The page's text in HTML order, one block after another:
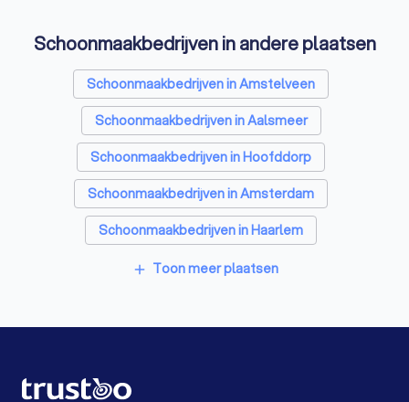
SEO-specialisten in Badhoevedorp
Grafisch ontwerpers in Badhoevedorp
Reclamebureaus in Badhoevedorp
Accountants in Badhoevedorp
Schoonmaakbedrijven in andere plaatsen
Schoonmaakbedrijven in Amstelveen
Schoonmaakbedrijven in Aalsmeer
Schoonmaakbedrijven in Hoofddorp
Schoonmaakbedrijven in Amsterdam
Schoonmaakbedrijven in Haarlem
Schoonmaakbedrijven in Uithoorn
add Toon meer plaatsen